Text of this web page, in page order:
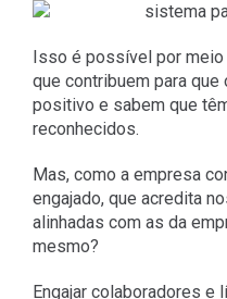
Isso é possível por
que contribuem para
positivo e sabem que
reconhecidos.
Mas, como a empresa
engajado, que acredita
alinhadas com as da
mesmo?
Engajar colaboradores e